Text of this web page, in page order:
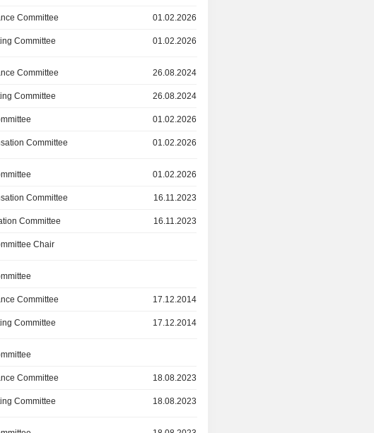
Committee 01.02.2026
Committee 01.02.2026
Committee 26.08.2024
Committee 26.08.2024
01.02.2026
Committee 01.02.2026
01.02.2026
Committee 16.11.2023
Committee 16.11.2023
Chair
Committee 17.12.2014
Committee 17.12.2014
Committee 18.08.2023
Committee 18.08.2023